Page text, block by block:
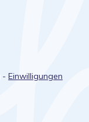
- Einwilligungen